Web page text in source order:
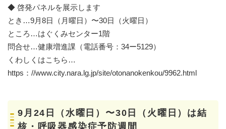
◆ 啓発パネルを展示します
とき…9月8日（月曜日）〜30日（火曜日）
ところ…はぐくみセンター1階
問合せ…健康増進課（電話番号：34ー5129）
くわしくはこちら…
https：//www.city.nara.lg.jp/site/otonanokenkou/9962.html
9月24日（水曜日）〜30日（火曜日）は結
核・呼吸器感染症予防週間